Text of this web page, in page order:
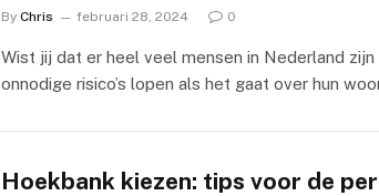
By Chris februari 28, 2024 0
Wist jij dat er heel veel mensen in Nederland zijn
onnodige risico’s lopen als het gaat over hun
Hoekbank kiezen: tips voor de